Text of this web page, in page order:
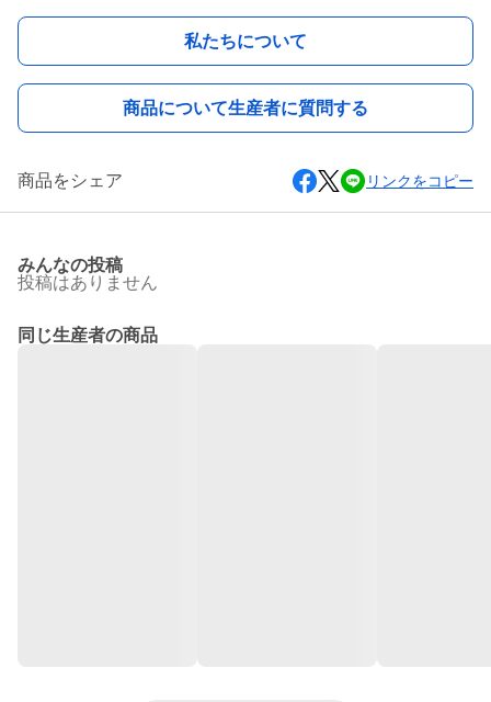
私たちについて
商品について生産者に質問する
商品をシェア リンクをコピー
みんなの投稿
投稿はありません
同じ生産者の商品